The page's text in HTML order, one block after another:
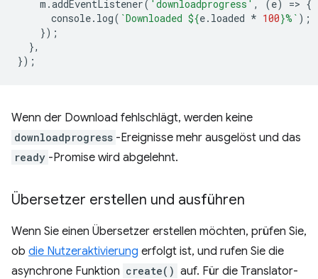
m .addEventListener( 'downloadprogress' , (e) => {
console. log( `Downloaded ${e. loaded * 100}%` );
});
},
});
Wenn der Download fehlschlägt, werden keine
downloadprogress -Ereignisse mehr ausgelöst und das
ready -Promise wird abgelehnt.
Übersetzer erstellen und ausführen
Wenn Sie einen Übersetzer erstellen möchten, prüfen Sie,
ob die Nutzeraktivierung erfolgt ist, und rufen Sie die
asynchrone Funktion create() auf. Für die Translator-